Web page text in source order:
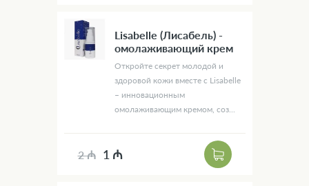
Lisabelle (Лисабель) -
омолаживающий крем
Откройте секрет молодой и
здоровой кожи вместе с Lisabelle
– инновационным
омолаживающим кремом, соз...
2 ₼ 1 ₼